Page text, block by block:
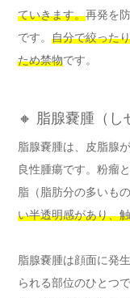
ていきます。再発を
です。 自分で絞った
ため禁物です。
🔸 脂腺嚢腫（し
脂腺嚢腫は、皮脂腺
良性腫瘍です。粉瘤
脂（脂肪分の多いも
い半透明感があり、
脂腺嚢腫は顔面に発
られる部位のひとつで